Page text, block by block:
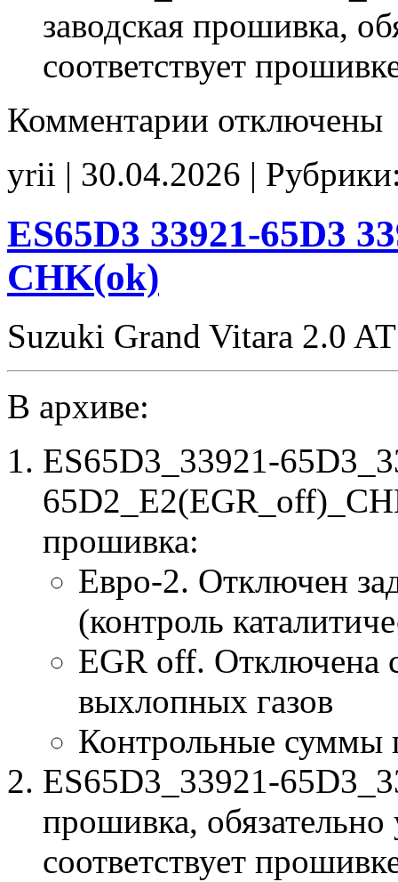
заводская прошивка,
соответствует
Комментарии записи
77R4
33980-
00000
Stage1
E2
отключены
yrii | 30.04.2026 |
ES65D3 33921-65D3
CHK(ok)
Suzuki Grand Vitara 2.0 AT
В архиве:
ES65D3_33921-
прошивка:
Евро-2. Отключен
(контроль
EGR off. Отключена
выхлопных газов
Контрольные суммы
ES65D3_33921-
прошивка, обязательно
соответствует